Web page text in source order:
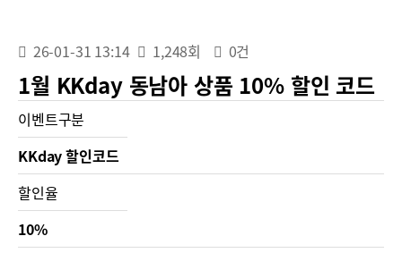
26-01-31 13:14
1,248회 0건
1월 KKday 동남아 상품 10% 할인 코드
이벤트구분
KKday 할인코드
할인율
10%